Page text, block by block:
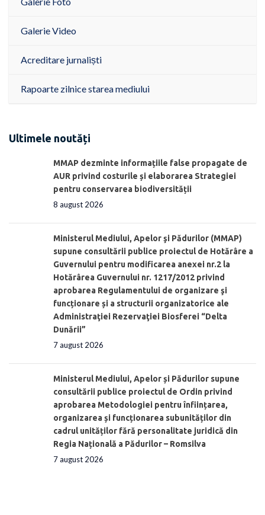
Galerie Video
Acreditare jurnaliști
Rapoarte zilnice starea mediului
Ultimele noutăți
MMAP dezminte informațiile false propagate de
AUR privind costurile și elaborarea Strategiei
pentru conservarea biodiversității
8 august 2026
Ministerul Mediului, Apelor şi Pădurilor (MMAP)
supune consultării publice proiectul de Hotărâre a
Guvernului pentru modificarea anexei nr.2 la
Hotărârea Guvernului nr. 1217/2012 privind
aprobarea Regulamentului de organizare şi
funcționare și a structurii organizatorice ale
Administraţiei Rezervaţiei Biosferei “Delta
Dunării”
7 august 2026
Ministerul Mediului, Apelor și Pădurilor supune
consultării publice proiectul de Ordin privind
aprobarea Metodologiei pentru înființarea,
organizarea și funcționarea subunităților din
cadrul unităților fără personalitate juridică din
Regia Națională a Pădurilor – Romsilva
7 august 2026